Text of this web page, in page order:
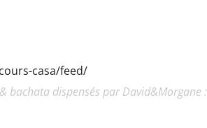
casa/feed/
bachata dispensés par David&Morgane :